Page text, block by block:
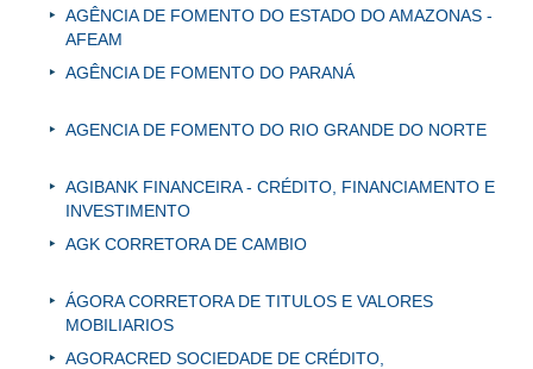
AGÊNCIA DE FOMENTO DO ESTADO DO AMAZONAS -
AFEAM
AGÊNCIA DE FOMENTO DO PARANÁ
AGENCIA DE FOMENTO DO RIO GRANDE DO NORTE
AGIBANK FINANCEIRA - CRÉDITO, FINANCIAMENTO E
INVESTIMENTO
AGK CORRETORA DE CAMBIO
ÁGORA CORRETORA DE TITULOS E VALORES
MOBILIARIOS
AGORACRED SOCIEDADE DE CRÉDITO,